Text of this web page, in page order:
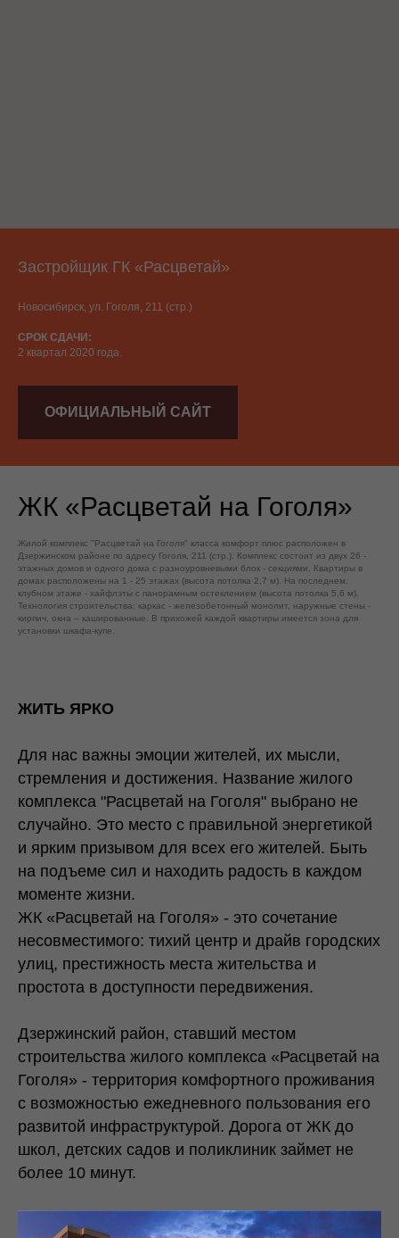
Застройщик ГК «Расцветай»
Новосибирск, ул. Гоголя, 211 (стр.)
СРОК СДАЧИ:
2 квартал 2020 года.
ОФИЦИАЛЬНЫЙ САЙТ
ЖК «Расцветай на Гоголя»
Жилой комплекс "Расцветай на Гоголя" класса комфорт плюс расположен в
Дзержинском районе по адресу Гоголя, 211 (стр.). Комплекс состоит из двух 26 -
этажных домов и одного дома с разноуровневыми блок - секциями. Квартиры в
домах расположены на 1 - 25 этажах (высота потолка 2,7 м). На последнем,
клубном этаже - хайфлэты с панорамным остеклением (высота потолка 5,6 м).
Технология строительства: каркас - железобетонный монолит, наружные стены -
кирпич, окна – кашированные. В прихожей каждой квартиры имеется зона для
установки шкафа-купе.
ЖИТЬ ЯРКО
Для нас важны эмоции жителей, их мысли,
стремления и достижения. Название жилого
комплекса "Расцветай на Гоголя" выбрано не
случайно. Это место с правильной энергетикой
и ярким призывом для всех его жителей. Быть
на подъеме сил и находить радость в каждом
моменте жизни.
ЖК «Расцветай на Гоголя» - это сочетание
несовместимого: тихий центр и драйв городских
улиц, престижность места жительства и
простота в доступности передвижения.
Дзержинский район, ставший местом
строительства жилого комплекса «Расцветай на
Гоголя» - территория комфортного проживания
с возможностью ежедневного пользования его
развитой инфраструктурой. Дорога от ЖК до
школ, детских садов и поликлиник займет не
более 10 минут.